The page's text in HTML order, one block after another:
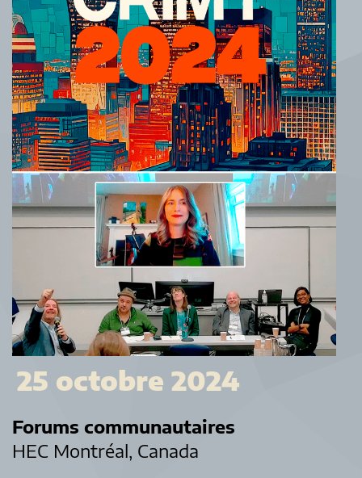
25 octobre 2024
Forums communautaires
HEC Montréal, Canada